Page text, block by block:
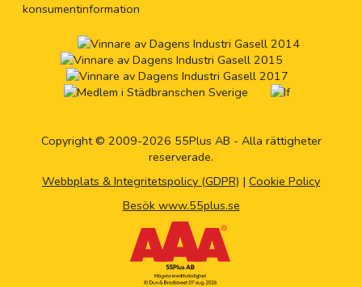
konsumentinformation
Copyright © 2009-2026 55Plus AB - Alla rättigheter
reserverade.
Webbplats & Integritetspolicy (GDPR) | Cookie Policy
Besök www.55plus.se